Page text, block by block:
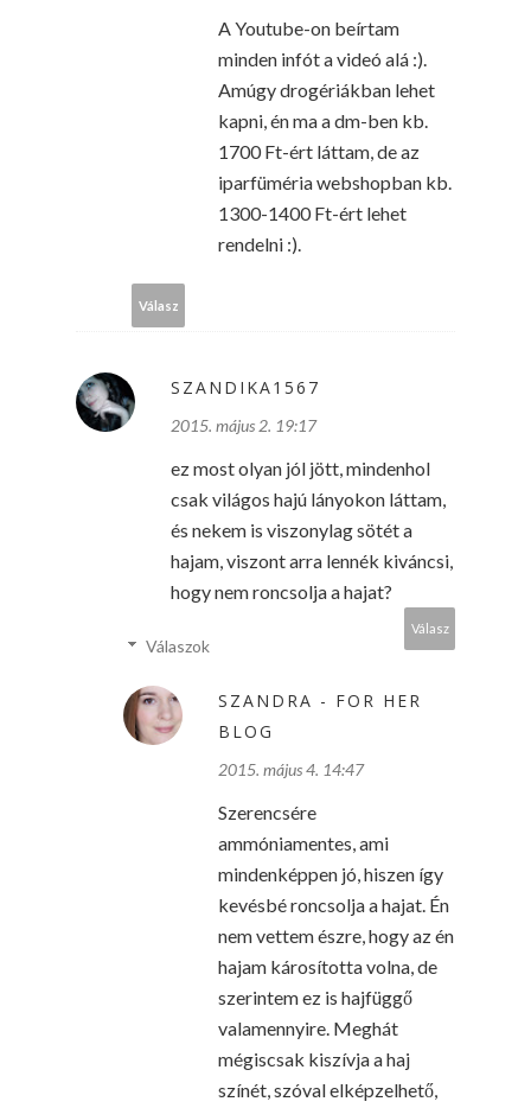
A Youtube-on beírtam
minden infót a videó alá :).
Amúgy drogériákban lehet
kapni, én ma a dm-ben kb.
1700 Ft-ért láttam, de az
iparfüméria webshopban kb.
1300-1400 Ft-ért lehet
rendelni :).
Válasz
SZANDIKA1567
2015. május 2. 19:17
ez most olyan jól jött, mindenhol
csak világos hajú lányokon láttam,
és nekem is viszonylag sötét a
hajam, viszont arra lennék kiváncsi,
hogy nem roncsolja a hajat?
Válasz
Válaszok
SZANDRA - FOR HER
BLOG
2015. május 4. 14:47
Szerencsére
ammóniamentes, ami
mindenképpen jó, hiszen így
kevésbé roncsolja a hajat. Én
nem vettem észre, hogy az én
hajam károsította volna, de
szerintem ez is hajfüggő
valamennyire. Meghát
mégiscsak kiszívja a haj
színét, szóval elképzelhető,